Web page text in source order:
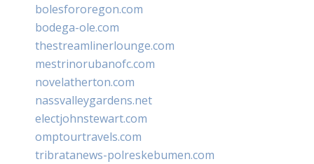
bolesfororegon.com
bodega-ole.com
thestreamlinerlounge.com
mestrinorubanofc.com
novelatherton.com
nassvalleygardens.net
electjohnstewart.com
omptourtravels.com
tribratanews-polreskebumen.com